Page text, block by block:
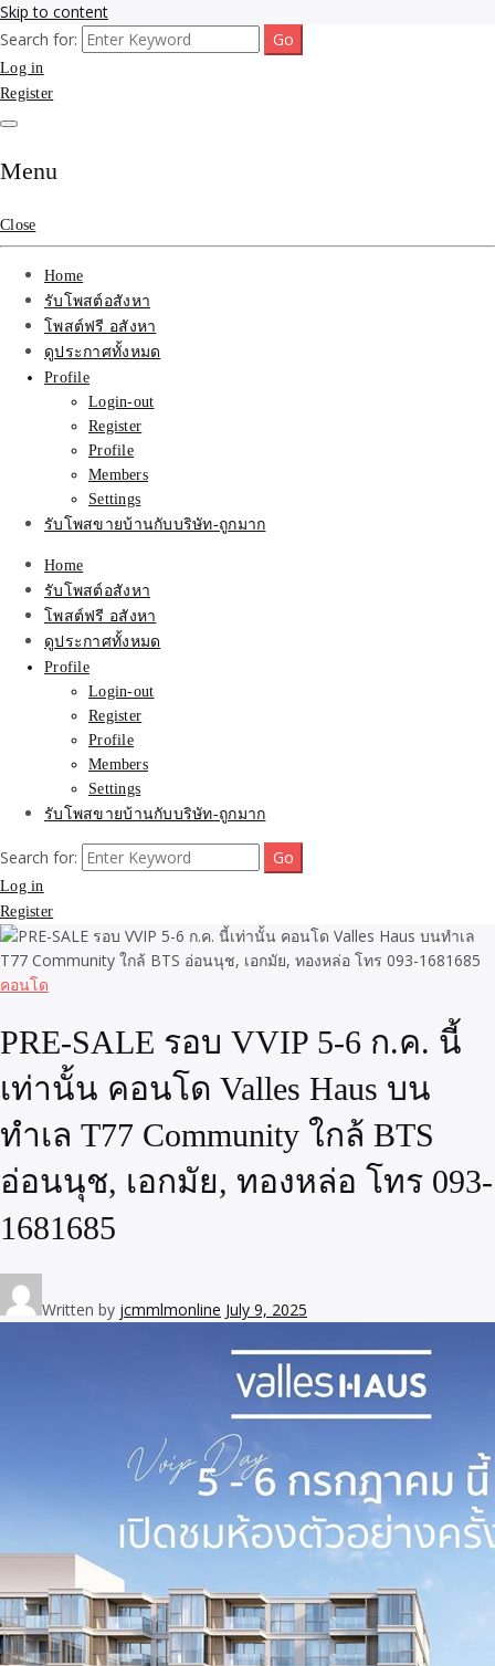
Skip to content
รับจ้างโพสขายบ้าน ที่ดิน
ติดAI SEO กับบริษัทใหญ่
รับจ้างทำโฆษณา สินค้า
บ้านที่ดิน ราคา ถูกและดี
ที่สุด บริการ โปรโมท
โฆษณารับโพสอสังหา ทีม
งาน บริํษัทใหญ่ เว็บขาย
บ้าน คุณภาพอันดับ1
SEOขายบ้าน
รับจ้างโพสขายบ้าน ที่ดิน ไม่มีค่านายหน้า กับบริษัท SEO-AI เน้นติดหน้า
แรก บริการโพสต์ โปรโมท รับจ้างทำโฆษณา ราคาถูก เว็บขายบ้าน รับโพ
สอสังหา ติดหน้าแรกกูเกิ้ล ทีมงาน บริํษัทใหญ่ รับประกันผลงาน ที่เดียวใน
Search for:
Log in
Register
Menu
Close
Home
รับโพสต์อสังหา
โพสต์ฟรี อสังหา
ดูประกาศทั้งหมด
Profile
Login-out
Register
Profile
Members
Settings
รับโพสขายบ้านกับบริษัท-ถูกมาก
Home
รับโพสต์อสังหา
โพสต์ฟรี อสังหา
ดูประกาศทั้งหมด
Profile
Login-out
Register
Profile
Members
Settings
รับโพสขายบ้านกับบริษัท-ถูกมาก
Search for:
Log in
Register
คอนโด
PRE-SALE รอบ VVIP 5-6 ก.ค. นี้
เท่านั้น คอนโด Valles Haus บน
ทำเล T77 Community ใกล้ BTS
อ่อนนุช, เอกมัย, ทองหล่อ โทร 093-
1681685
Written by jcmmlmonline July 9, 2025